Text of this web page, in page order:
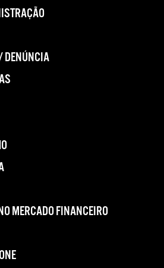
DENÚNCIA
MERCADO FINANCEIRO